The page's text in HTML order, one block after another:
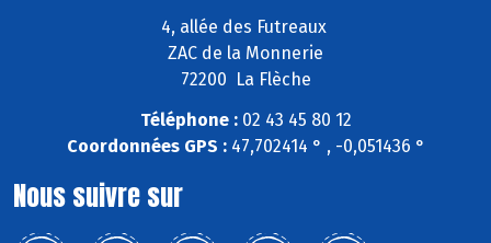
4, allée des Futreaux
ZAC de la Monnerie
72200 La Flèche
Téléphone :02 43 45 80 12
Coordonnées GPS :47,702414 ° , -0,051436 °
Nous suivre sur